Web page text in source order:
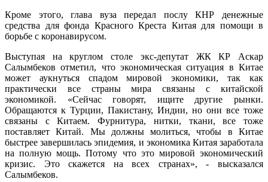
Кроме этого, глава вуза передал послу КНР денежные
средства для фонда Красного Креста Китая для помощи в
борьбе с коронавирусом.
Выступая на круглом столе экс-депутат ЖК КР Аскар
Салымбеков отметил, что экономическая ситуация в Китае
может аукнуться спадом мировой экономики, так как
практически все страны мира связаны с китайской
экономикой. «Сейчас говорят, ищите другие рынки.
Обращаются к Турции, Пакистану, Индии, но они все тоже
связаны с Китаем. Фурнитура, нитки, ткани, все тоже
поставляет Китай. Мы должны молиться, чтобы в Китае
быстрее завершилась эпидемия, и экономика Китая заработала
на полную мощь. Потому что это мировой экономический
кризис. Это скажется на всех странах», - высказался
Салымбеков.